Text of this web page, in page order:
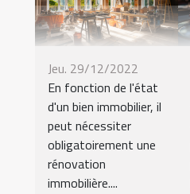
Jeu. 29/12/2022
En fonction de l'état
d'un bien immobilier, il
peut nécessiter
obligatoirement une
rénovation
immobilière....